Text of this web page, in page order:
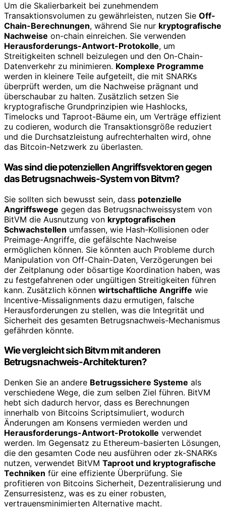
Um die Skalierbarkeit bei zunehmendem
Transaktionsvolumen zu gewährleisten, nutzen Sie Off-
Chain-Berechnungen, während Sie nur kryptografische
Nachweise on-chain einreichen. Sie verwenden
Herausforderungs-Antwort-Protokolle, um
Streitigkeiten schnell beizulegen und den On-Chain-
Datenverkehr zu minimieren. Komplexe Programme
werden in kleinere Teile aufgeteilt, die mit SNARKs
überprüft werden, um die Nachweise prägnant und
überschaubar zu halten. Zusätzlich setzen Sie
kryptografische Grundprinzipien wie Hashlocks,
Timelocks und Taproot-Bäume ein, um Verträge effizient
zu codieren, wodurch die Transaktionsgröße reduziert
und die Durchsatzleistung aufrechterhalten wird, ohne
das Bitcoin-Netzwerk zu überlasten.
Was sind die potenziellen Angriffsvektoren gegen
das Betrugsnachweis-System von Bitvm?
Sie sollten sich bewusst sein, dass potenzielle
Angriffswege gegen das Betrugsnachweissystem von
BitVM die Ausnutzung von kryptografischen
Schwachstellen umfassen, wie Hash-Kollisionen oder
Preimage-Angriffe, die gefälschte Nachweise
ermöglichen können. Sie könnten auch Probleme durch
Manipulation von Off-Chain-Daten, Verzögerungen bei
der Zeitplanung oder bösartige Koordination haben, was
zu festgefahrenen oder ungültigen Streitigkeiten führen
kann. Zusätzlich können wirtschaftliche Angriffe wie
Incentive-Missalignments dazu ermutigen, falsche
Herausforderungen zu stellen, was die Integrität und
Sicherheit des gesamten Betrugsnachweis-Mechanismus
gefährden könnte.
Wie vergleicht sich Bitvm mit anderen
Betrugsnachweis-Architekturen?
Denken Sie an andere Betrugssichere Systeme als
verschiedene Wege, die zum selben Ziel führen. BitVM
hebt sich dadurch hervor, dass es Berechnungen
innerhalb von Bitcoins Scriptsimuliert, wodurch
Änderungen am Konsens vermieden werden und
Herausforderungs-Antwort-Protokolle verwendet
werden. Im Gegensatz zu Ethereum-basierten Lösungen,
die den gesamten Code neu ausführen oder zk-SNARKs
nutzen, verwendet BitVM Taproot und kryptografische
Techniken für eine effiziente Überprüfung. Sie
profitieren von Bitcoins Sicherheit, Dezentralisierung und
Zensurresistenz, was es zu einer robusten,
vertrauensminimierten Alternative macht.